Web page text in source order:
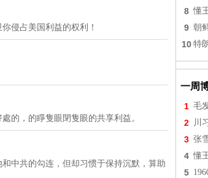
侵占美国利益的权利！
的，的睜隻眼閉隻眼的共享利益。
中共的勾连，但却习惯于保持沉默，算助
8 懂
9 朝
10 特
一周
1 毛
2 川
3 张
4 懂
5